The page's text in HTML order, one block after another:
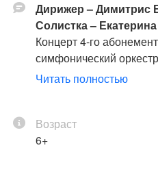
Дирижер – Димитрис
Солистка –
Концерт 4-го
симфонический
К 95-летию основания
филармонии
Читать полностью
Возраст
6+